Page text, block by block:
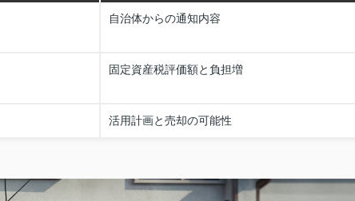
自治体からの通知内容
固定資産税評価額と負担増
活用計画と売却の可能性